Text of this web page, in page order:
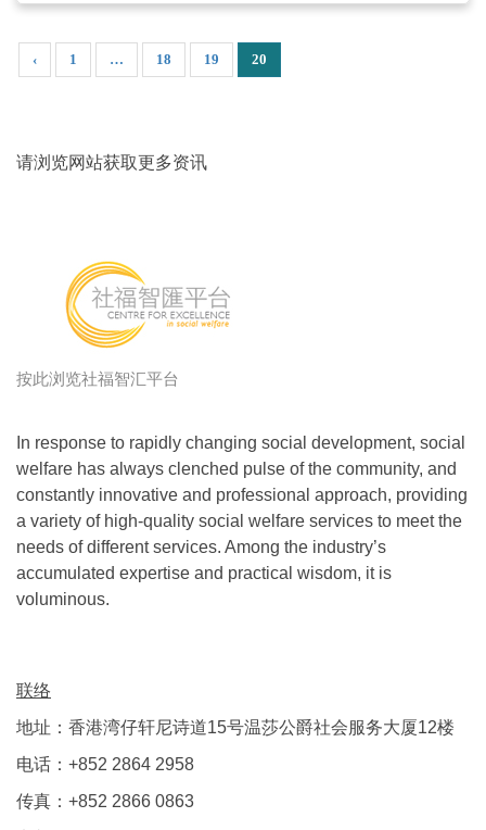
‹ 1 … 18 19 20
请浏览网站获取更多资讯
按此浏览社福智汇平台
In response to rapidly changing social development, social
welfare has always clenched pulse of the community, and
constantly innovative and professional approach, providing
a variety of high-quality social welfare services to meet the
needs of different services. Among the industry’s
accumulated expertise and practical wisdom, it is
voluminous.
联络
地址：香港湾仔轩尼诗道15号温莎公爵社会服务大厦12楼
电话：+852 2864 2958
传真：+852 2866 0863